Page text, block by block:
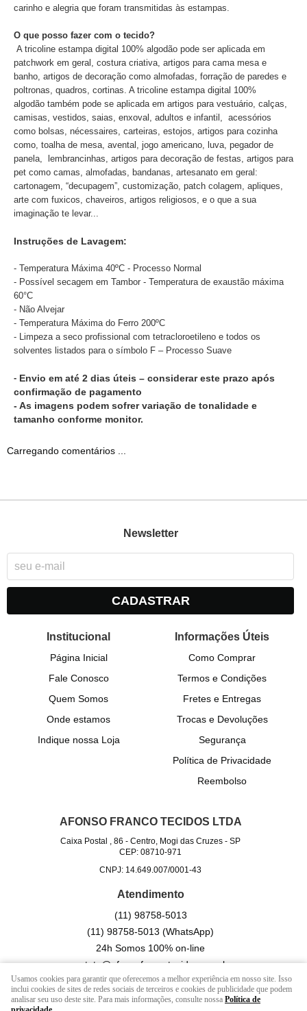
carinho e alegria que foram transmitidas às estampas.
O que posso fazer com o tecido?
A tricoline estampa digital 100% algodão pode ser aplicada em
patchwork em geral, costura criativa, artigos para cama mesa e
banho, artigos de decoração como almofadas, forração de paredes e
poltronas, quadros, cortinas. A tricoline estampa digital 100%
algodão também pode se aplicada em artigos para vestuário, calças,
camisas, vestidos, saias, enxoval, adultos e infantil, acessórios
como bolsas, nécessaires, carteiras, estojos, artigos para cozinha
como, toalha de mesa, avental, jogo americano, luva, pegador de
panela, lembrancinhas, artigos para decoração de festas, artigos para
pet como camas, almofadas, bandanas, artesanato em geral:
cartonagem, “decupagem”, customização, patch colagem, apliques,
arte com fuxicos, chaveiros, artigos religiosos, e o que a sua
imaginação te levar...
Instruções de Lavagem:
- Temperatura Máxima 40ºC - Processo Normal
- Possível secagem em Tambor - Temperatura de exaustão máxima
60°C
- Não Alvejar
- Temperatura Máxima do Ferro 200ºC
- Limpeza a seco profissional com tetracloroetileno e todos os
solventes listados para o símbolo F – Processo Suave
- Envio em até 2 dias úteis – considerar este prazo após
confirmação de pagamento
- As imagens podem sofrer variação de tonalidade e
tamanho conforme monitor.
Carregando comentários ...
Newsletter
CADASTRAR
Institucional
Página Inicial
Fale Conosco
Quem Somos
Onde estamos
Indique nossa Loja
Informações Úteis
Como Comprar
Termos e Condições
Fretes e Entregas
Trocas e Devoluções
Segurança
Política de Privacidade
Reembolso
AFONSO FRANCO TECIDOS LTDA
Caixa Postal , 86 -Centro, Mogi das Cruzes -SP
CEP: 08710-971
CNPJ: 14.649.007/0001-43
Atendimento
(11) 98758-5013
(11) 98758-5013(WhatsApp)
24h Somos 100% on-line
contato@afonsofrancotecidos.com.br
LOJA VIRTUAL CRIADA POR
Usamos cookies para garantir que oferecemos a melhor experiência em nosso site. Isso
inclui cookies de sites de redes sociais de terceiros e cookies de publicidade que podem
analisar seu uso deste site. Para mais informações, consulte nossa Política de